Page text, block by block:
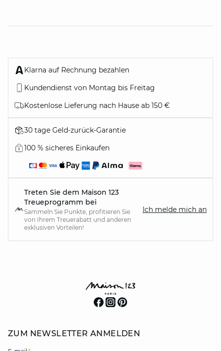
Klarna auf Rechnung bezahlen
Kundendienst von Montag bis Freitag
Kostenlose Lieferung nach Hause ab 150 €
30 tage Geld-zurück-Garantie
100 % sicheres Einkaufen
Treten Sie dem Maison 123
Treueprogramm bei
Sammeln Sie Punkte, profitieren Sie
von Ihrem Treuerabatt und anderen
exklusiven Vorteilen!
Ich melde mich an
ZUM NEWSLETTER ANMELDEN